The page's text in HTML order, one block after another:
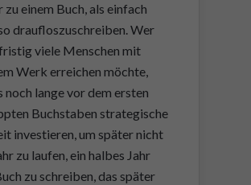
zu einem Buch, als einfach
draufloszuschreiben. Wer
viele Menschen mit
Werk erreichen möchte,
noch lange vor dem ersten
Buchstaben strategische
investieren, um später nicht
zu laufen, ein halbes Jahr
zu schreiben, das später